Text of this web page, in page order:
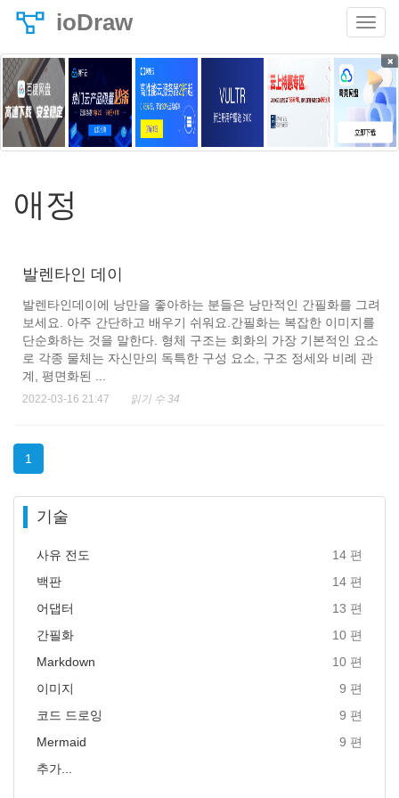
ioDraw
×
애정
발렌타인 데이
발렌타인데이에 낭만을 좋아하는 분들은 낭만적인 간필화를 그려
보세요. 아주 간단하고 배우기 쉬워요.간필화는 복잡한 이미지를
단순화하는 것을 말한다. 형체 구조는 회화의 가장 기본적인 요소
로 각종 물체는 자신만의 독특한 구성 요소, 구조 정세와 비례 관
계, 평면화된 ...
2022-03-16 21:47 읽기 수 34
1
기술
사유 전도
14 편
백판
14 편
어댑터
13 편
간필화
10 편
Markdown
10 편
이미지
9 편
코드 드로잉
9 편
Mermaid
9 편
추가...